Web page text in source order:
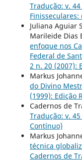
Tradução: v.
Juliana Aguiar
Marileide Dias
enfoque nos
Federal de
2 n. 20 (2007):
Markus
do Divino
(1999): Edição
Cadernos de
Tradução: v.
Contínuo)
Markus
técnica
Cadernos de